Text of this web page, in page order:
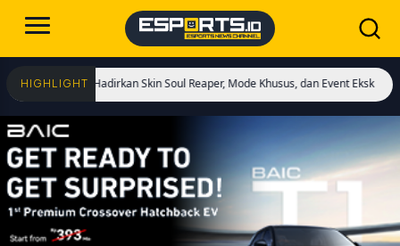
HIGHLIGHT
Hadirkan Skin Soul Reaper, Mode Khusus, dan Event Eksklusif!